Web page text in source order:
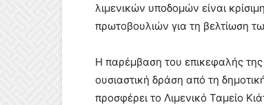
λιμενικών υποδομών είναι
πρωτοβουλιών για τη βελτίωση
Η παρέμβαση του επικεφαλής
ουσιαστική δράση από τη
προσφέρει το Λιμενικό Ταμείο